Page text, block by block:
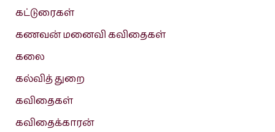
கட்டுரைகள்
கணவன் மனைவி கவிதைகள்
கலை
கல்வித் துறை
கவிதைகள்
கவிதைக்காரன்